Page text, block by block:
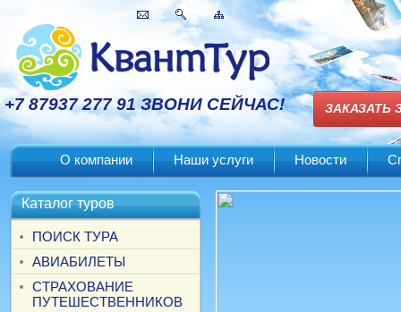
+7 87937 277 91 ЗВОНИ СЕЙЧАС! ЗАКАЗАТЬ
О компании Наши услуги Новости
Каталог туров
ПОИСК ТУРА
АВИАБИЛЕТЫ
СТРАХОВАНИЕ
ПУТЕШЕСТВЕННИКОВ